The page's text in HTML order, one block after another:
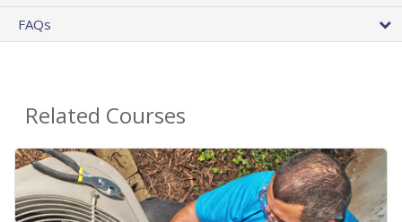
FAQs
Related Courses